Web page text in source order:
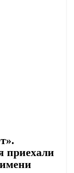
приехали